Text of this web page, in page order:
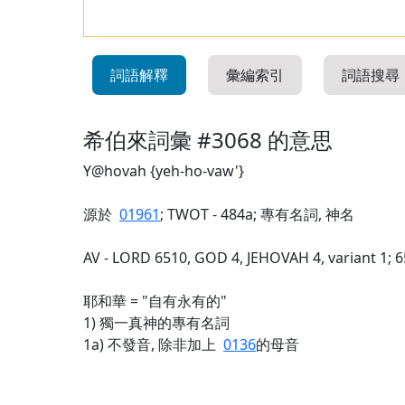
詞語解釋 彙編索引 詞語搜尋
希伯來詞彙 #3068 的意思
Y@hovah {yeh-ho-vaw'}
源於 01961; TWOT - 484a; 專有名詞, 神名
AV - LORD 6510, GOD 4, JEHOVAH 4, variant 1;
耶和華 = "自有永有的"
1) 獨一真神的專有名詞
1a) 不發音, 除非加上 0136的母音